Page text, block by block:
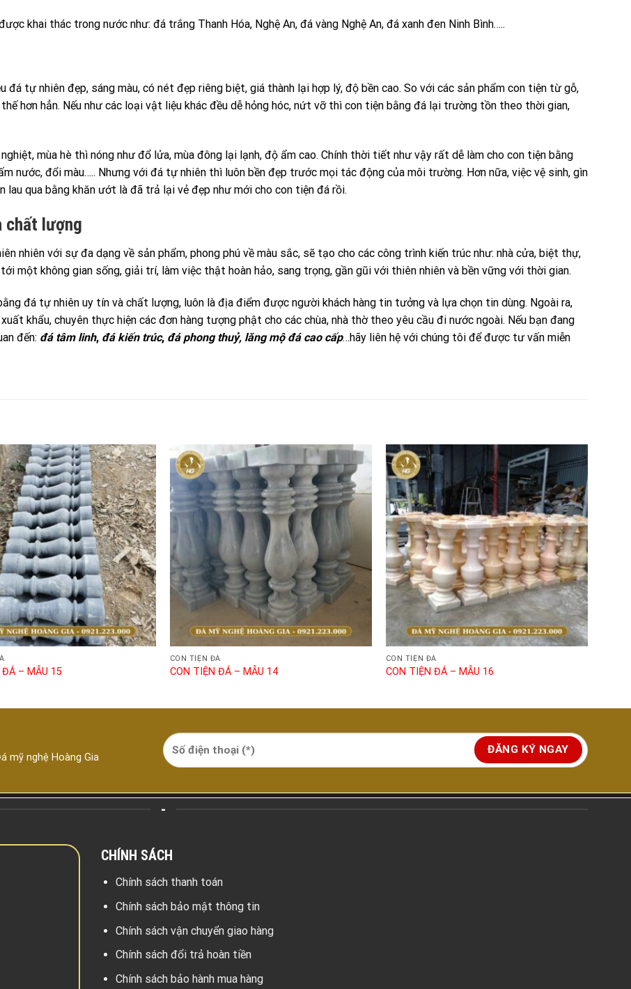
khai thác trong nước như: đá trắng Thanh Hóa, Nghệ An, đá vàng Nghệ An, đá xanh đen Ninh Bình…..
tự nhiên đẹp, sáng màu, có nét đẹp riêng biệt, giá thành lại hợp lý, độ bền cao. So với các sản phẩm con tiện từ gỗ,
hơn hẳn. Nếu như các loại vật liệu khác đều dễ hỏng hóc, nứt vỡ thì con tiện bằng đá lại trường tồn theo thời gian,
mùa hè thì nóng như đổ lửa, mùa đông lại lạnh, độ ẩm cao. Chính thời tiết như vậy rất dễ làm cho con tiện bằng
nước, đổi màu….. Nhưng với đá tự nhiên thì luôn bền đẹp trước mọi tác động của môi trường. Hơn nữa, việc vệ sinh, gìn
qua bằng khăn ướt là đã trả lại vẻ đẹp như mới cho con tiện đá rồi.
chất lượng
nhiên với sự đa dạng về sản phẩm, phong phú về màu sắc, sẽ tạo cho các công trình kiến trúc như: nhà cửa, biệt thự,
một không gian sống, giải trí, làm việc thật hoàn hảo, sang trọng, gần gũi với thiên nhiên và bền vững với thời gian.
đá tự nhiên uy tín và chất lượng, luôn là địa điểm được người khách hàng tin tưởng và lựa chọn tin dùng. Ngoài ra,
khẩu, chuyên thực hiện các đơn hàng tượng phật cho các chùa, nhà thờ theo yêu cầu đi nước ngoài. Nếu bạn đang
đến: đá tâm linh, đá kiến trúc, đá phong thuỷ, lăng mộ đá cao cấp…hãy liên hệ với chúng tôi để được tư vấn miễn
ĐÁ – MẪU 15
CON TIỆN ĐÁ
CON TIỆN ĐÁ – MẪU 14
CON TIỆN ĐÁ
CON TIỆN ĐÁ – MẪU 16
mỹ nghệ Hoàng Gia
-
CHÍNH SÁCH
Chính sách thanh toán
Chính sách bảo mật thông tin
Chính sách vận chuyển giao hàng
Chính sách đổi trả hoàn tiền
Chính sách bảo hành mua hàng